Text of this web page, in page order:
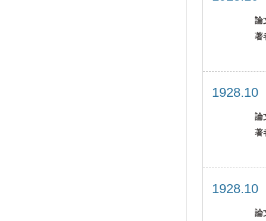
論
著
論
著
論